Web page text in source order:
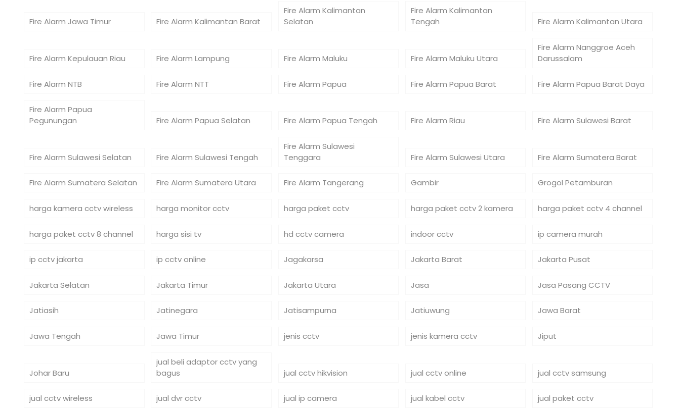
Fire Alarm Jawa Timur Fire Alarm Kalimantan Barat
Fire Alarm Kalimantan
Selatan
Fire Alarm Kalimantan
Tengah
Fire Alarm Kalimantan Utara
Fire Alarm Kepulauan Riau Fire Alarm Lampung Fire Alarm Maluku Fire Alarm Maluku Utara
Fire Alarm Nanggroe Aceh
Darussalam
Fire Alarm NTB Fire Alarm NTT Fire Alarm Papua Fire Alarm Papua Barat Fire Alarm Papua Barat Daya
Fire Alarm Papua
Pegunungan
Fire Alarm Papua Selatan Fire Alarm Papua Tengah Fire Alarm Riau Fire Alarm Sulawesi Barat
Fire Alarm Sulawesi Selatan Fire Alarm Sulawesi Tengah
Fire Alarm Sulawesi
Tenggara
Fire Alarm Sulawesi Utara Fire Alarm Sumatera Barat
Fire Alarm Sumatera Selatan Fire Alarm Sumatera Utara Fire Alarm Tangerang Gambir Grogol Petamburan
harga kamera cctv wireless harga monitor cctv harga paket cctv harga paket cctv 2 kamera harga paket cctv 4 channel
harga paket cctv 8 channel harga sisi tv hd cctv camera indoor cctv ip camera murah
ip cctv jakarta ip cctv online Jagakarsa Jakarta Barat Jakarta Pusat
Jakarta Selatan Jakarta Timur Jakarta Utara Jasa Jasa Pasang CCTV
Jatiasih Jatinegara Jatisampurna Jatiuwung Jawa Barat
Jawa Tengah Jawa Timur jenis cctv jenis kamera cctv Jiput
Johar Baru
jual beli adaptor cctv yang
bagus
jual cctv hikvision jual cctv online jual cctv samsung
jual cctv wireless jual dvr cctv jual ip camera jual kabel cctv jual paket cctv